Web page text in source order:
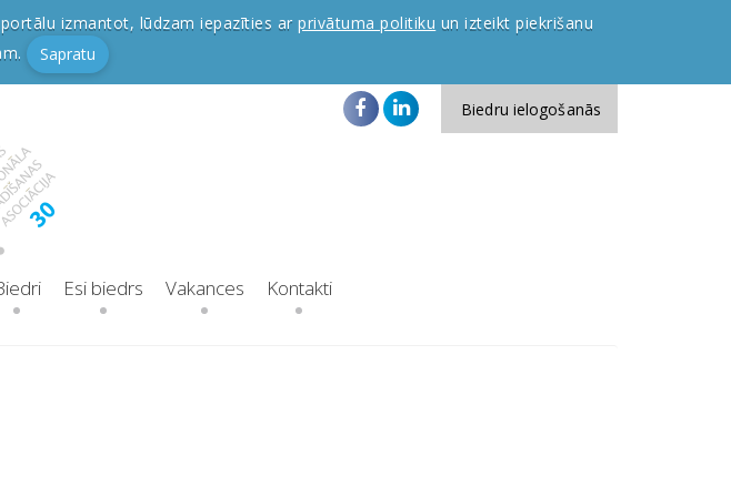
izmantot, lūdzam iepazīties arprivātuma politiku un izteikt piekrišanu
Sapratu
Biedru ielogošanās
Esi biedrs Vakances Kontakti